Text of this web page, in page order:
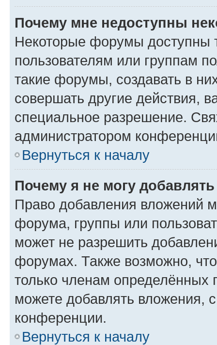
Почему мне недоступны
Некоторые форумы доступны
пользователям или группам
такие форумы, создавать в
совершать другие действия,
специальное разрешение.
администратором
Вернуться к началу
Почему я не могу
Право добавления вложений
форума, группы или
может не разрешить
форумах. Также возможно,
только членам определённых
можете добавлять вложения,
конференции.
Вернуться к началу